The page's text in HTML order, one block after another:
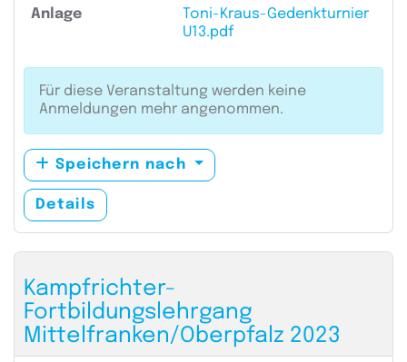
Anlage
Toni-Kraus-Gedenkturnier
U13.pdf
Für diese Veranstaltung werden keine
Anmeldungen mehr angenommen.
Speichern nach
Details
Kampfrichter-
Fortbildungslehrgang
Mittelfranken/Oberpfalz 2023